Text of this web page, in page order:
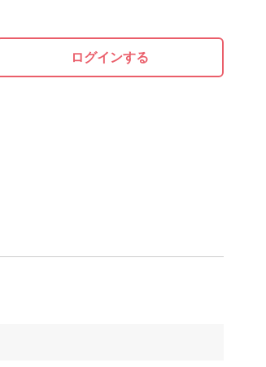
ログインする